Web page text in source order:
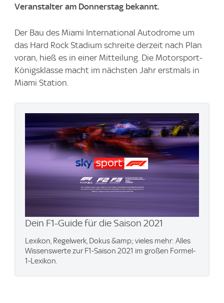
Veranstalter am Donnerstag bekannt.
Der Bau des Miami International Autodrome um
das Hard Rock Stadium schreite derzeit nach Plan
voran, hieß es in einer Mitteilung. Die Motorsport-
Königsklasse macht im nächsten Jahr erstmals in
Miami Station.
Dein F1-Guide für die Saison 2021
Lexikon, Regelwerk, Dokus &amp; vieles mehr: Alles
Wissenswerte zur F1-Saison 2021 im großen Formel-
1-Lexikon.